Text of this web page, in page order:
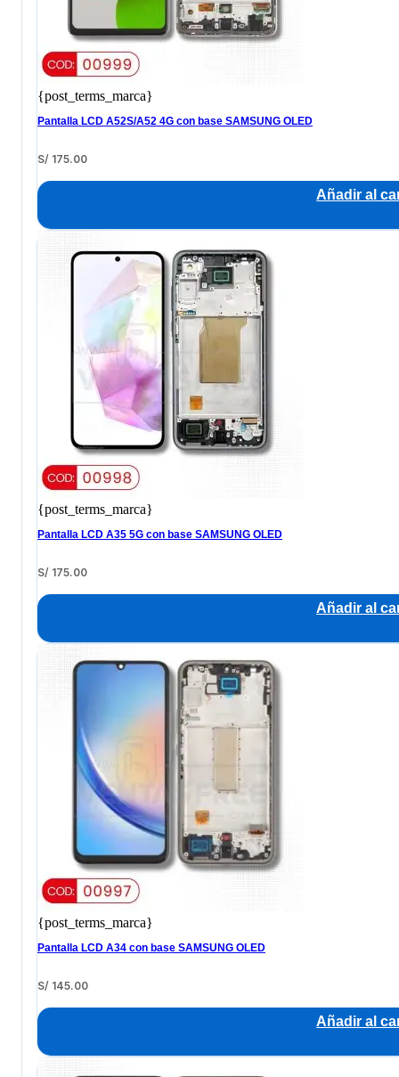
{post_terms_marca}
Pantalla LCD A52S/A52 4G con base SAMSUNG OLED
S/ 175.00
Añadir al
{post_terms_marca}
Pantalla LCD A35 5G con base SAMSUNG OLED
S/ 175.00
Añadir al
{post_terms_marca}
Pantalla LCD A34 con base SAMSUNG OLED
S/ 145.00
Añadir al